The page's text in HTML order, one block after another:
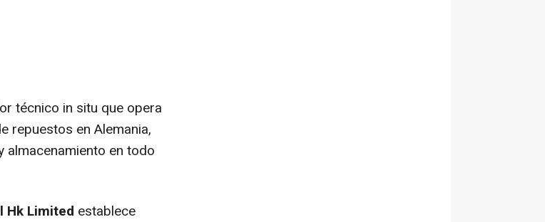
técnico in situ que opera
repuestos en Alemania,
almacenamiento en todo
Hk Limited establece